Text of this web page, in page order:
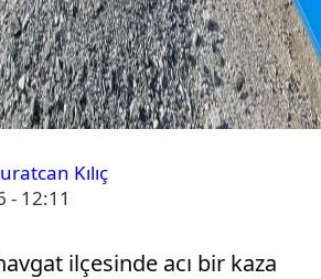
Kılıç
- 12:11
ilçesinde acı bir kaza